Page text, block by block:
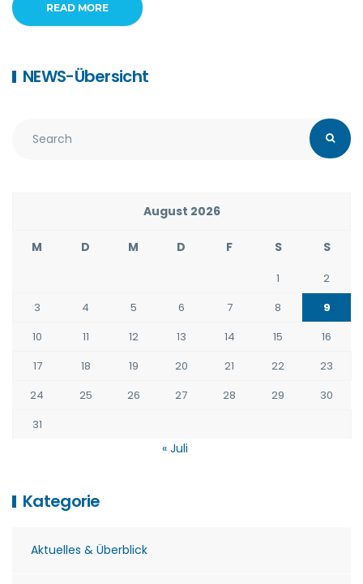
READ MORE
NEWS-Übersicht
August 2026
M D M D F S S
1
2
3
4 5 6 7 8
9
10
11 12 13 14 15
16
17
18 19 20 21 22
23
24
25 26 27 28 29
30
31
« Juli
Kategorie
Aktuelles & Überblick